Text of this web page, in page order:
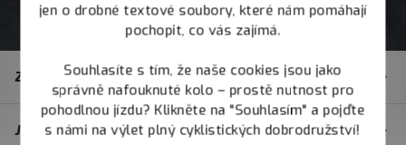
jen o drobné textové soubory, které nám pomáhají
pochopit, co vás zajímá.
Souhlasíte s tím, že naše cookies jsou jako
správně nafouknuté kolo – prostě nutnost pro
pohodlnou jízdu? Klikněte na "Souhlasím" a pojďte
s námi na výlet plný cyklistických dobrodružství!
Zákaznický servis
JOY.BIKE